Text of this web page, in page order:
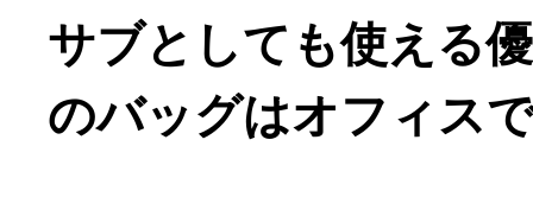
サブとしても使える
のバッグはオフィス